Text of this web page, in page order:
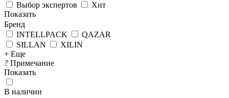
Выбор экспертов
Хит
Показать
Бренд
INTELLPACK
QAZAR
SILLAN
XILIN
+ Еще
? Примечание
Показать
В наличии